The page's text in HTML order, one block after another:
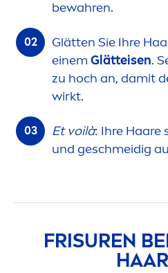
bewahren.
Glätten Sie Ihre
einem Glätteisen.
zu hoch an, damit
wirkt.
Et voilà: Ihre Haare
und geschmeidig
FRISUREN